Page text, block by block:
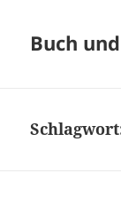
Buch